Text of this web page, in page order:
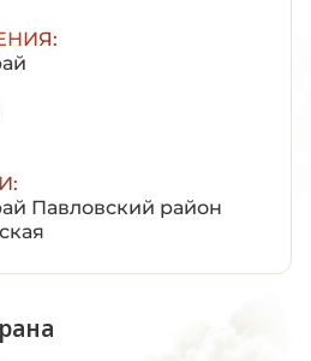
Павловский район